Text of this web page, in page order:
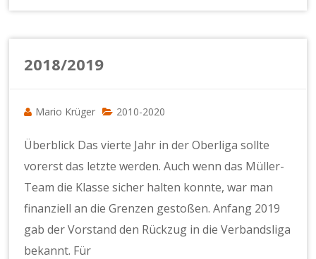
2018/2019
Mario Krüger 2010-2020
Überblick Das vierte Jahr in der Oberliga sollte
vorerst das letzte werden. Auch wenn das Müller-
Team die Klasse sicher halten konnte, war man
finanziell an die Grenzen gestoßen. Anfang 2019
gab der Vorstand den Rückzug in die Verbandsliga
bekannt. Für